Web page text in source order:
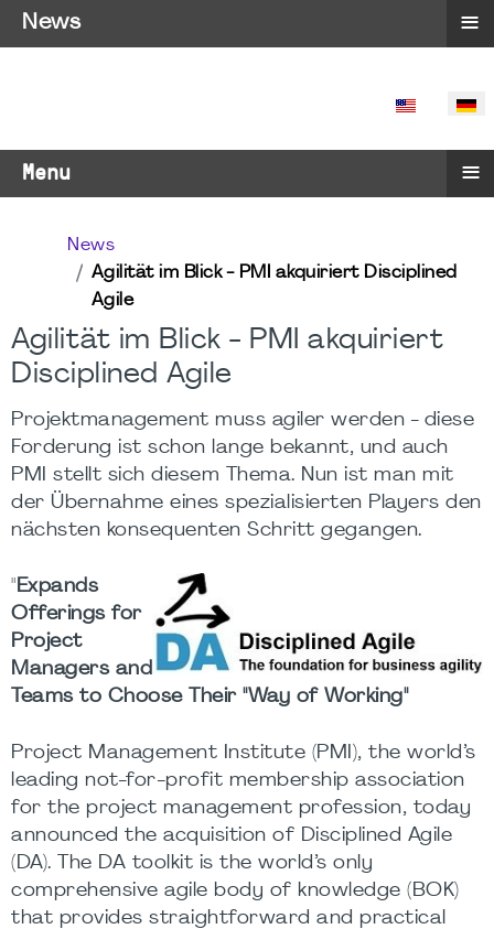
SPRACHE
Menu ≡
News
Agilität im Blick - PMI akquiriert Disciplined
Agile
Agilität im Blick - PMI akquiriert
Disciplined Agile
Projektmanagement muss agiler werden - diese
Forderung ist schon lange bekannt, und auch
PMI stellt sich diesem Thema. Nun ist man mit
der Übernahme eines spezialisierten Players den
nächsten konsequenten Schritt gegangen.
" Expands
Offerings for
Project
Managers and
Teams to Choose Their "Way of Working"
Project Management Institute (PMI), the world’s
leading not-for-profit membership association
for the project management profession, today
announced the acquisition of Disciplined Agile
(DA). The DA toolkit is the world’s only
comprehensive agile body of knowledge (BOK)
that provides straightforward and practical
News ≡